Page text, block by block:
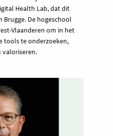
Health Lab, dat dit
Brugge. De hogeschool
Vlaanderen om in het
tools te onderzoeken,
valoriseren.